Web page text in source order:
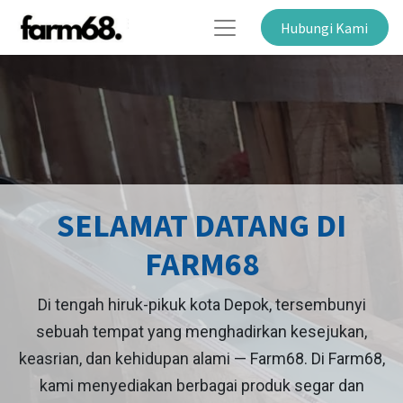
Hubungi Kami
SELAMAT DATANG DI
FARM68
Di tengah hiruk-pikuk kota Depok, tersembunyi
sebuah tempat yang menghadirkan kesejukan,
keasrian, dan kehidupan alami — Farm68. Di Farm68,
kami menyediakan berbagai produk segar dan